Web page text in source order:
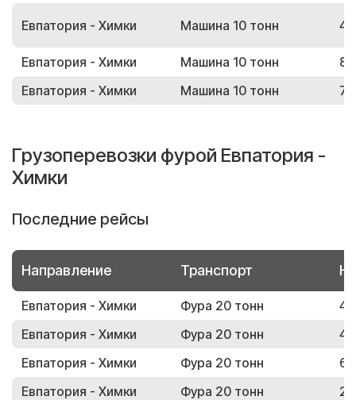
Евпатория - Химки Машина 10 тонн
Евпатория - Химки Машина 10 тонн
Евпатория - Химки
Машина 10 тонн
Грузоперевозки фурой Евпатория -
Химки
Последние рейсы
Направление Транспорт
Евпатория - Химки Фура 20 тонн
Евпатория - Химки
Фура 20 тонн
Евпатория - Химки
Фура 20 тонн
Евпатория - Химки
Фура 20 тонн